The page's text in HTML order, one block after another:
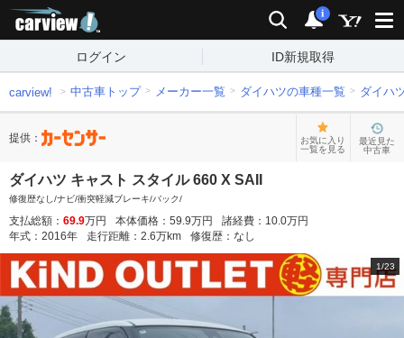
検索 通知
i
ログイン ID新規取得
carview! 中古車トップ メーカー一覧 ダイハツの車種一覧 ダイハ
提供：
お気に入り
一覧を見る
最近見た
中古車
ダイハツ キャスト スタイル 660 X SAII
修復歴なし/ナビ/衝突軽減ブレーキ/バック/
支払総額： 69.9万円 本体価格： 59.9万円 諸経費： 10.0万円
年式： 2016年 走行距離： 2.6万km 修復歴： なし
1/23